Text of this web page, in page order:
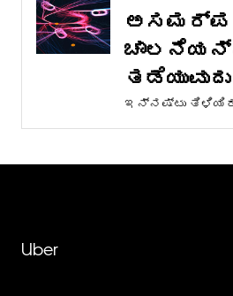
ತಡೆಯುವುದು
ಇನ್ನಷ್ಟು
Uber